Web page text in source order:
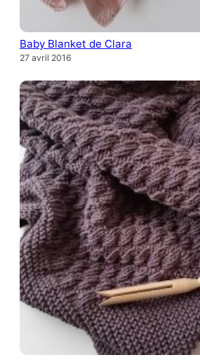
Baby Blanket de Clara
27 avril 2016